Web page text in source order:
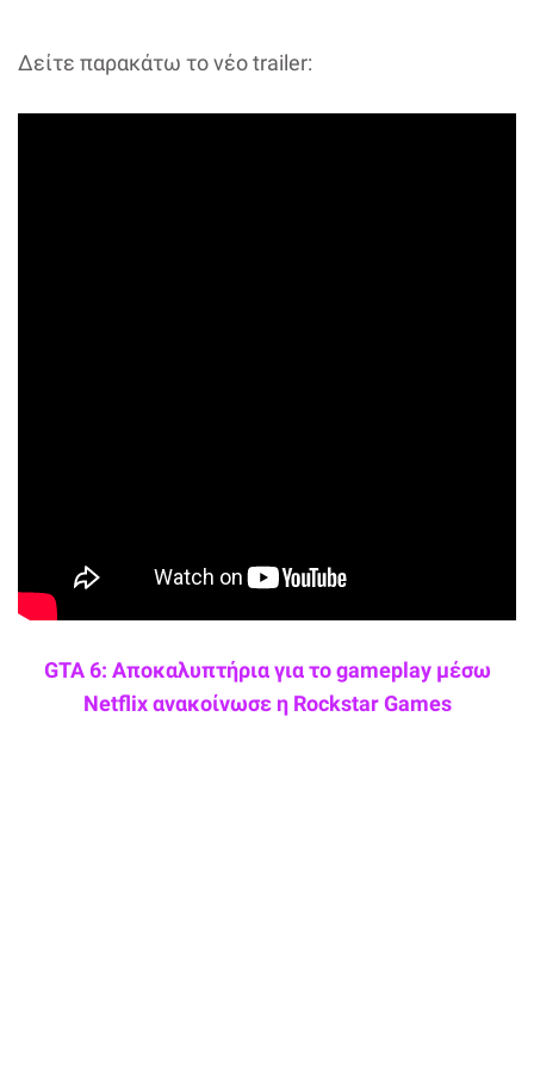
Δείτε παρακάτω το νέο trailer:
GTA 6: Αποκαλυπτήρια για το gameplay μέσω
Netflix ανακοίνωσε η Rockstar Games